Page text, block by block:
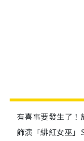
有喜事要發生了！
飾演「緋紅女巫